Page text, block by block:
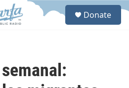
S
Donate